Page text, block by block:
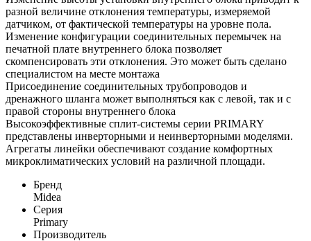
разной величине отклонения температуры, измеряемой
датчиком, от фактической температуры на уровне пола.
Изменение конфигурации соединительных перемычек на
печатной плате внутреннего блока позволяет
скомпенсировать эти отклонения. Это может быть сделано
специалистом на месте монтажа
Присоединение соединительных трубопроводов и
дренажного шланга может выполняться как с левой, так и с
правой стороны внутреннего блока
Высокоэффективные сплит-системы серии PRIMARY
представлены инверторными и неинверторными моделями.
Агрегаты линейки обеспечивают создание комфортных
микроклиматических условий на различной площади.
Бренд
Midea
Серия
Primary
Производитель